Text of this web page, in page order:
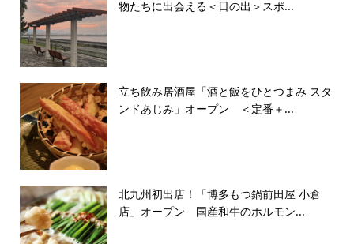
物たちに出会える＜日の出＞スポ...
立ち飲み居酒屋「酒と飯をひとつまみ スタ
ンドあじみ」オープン ＜定番＋...
北九州初出店！「博多もつ鍋前田屋 小倉
店」オープン 国産和牛のホルモン...